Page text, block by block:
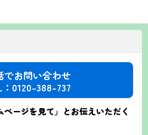
でお問い合わせ
：0120-388-737
ージを見て」とお伝えいただく